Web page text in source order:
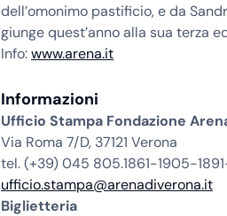
dell’omonimo pastificio, e da
giunge quest’anno alla sua terza
Info:www.arena.it
Informazioni
Ufficio Stampa Fondazione
Via Roma 7/D, 37121 Verona
tel. (+39) 045 805.1861-1905-
ufficio.stampa@arenadiverona.it
Biglietteria